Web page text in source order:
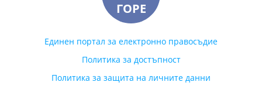
ГОРЕ
Единен портал за електронно правосъдие
Политика за достъпност
Политика за защита на личните данни